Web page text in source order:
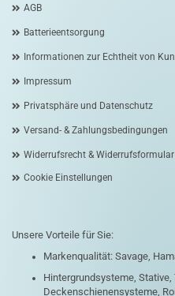
AGB
Batterieentsorgung
Informationen zur Echtheit von
Impressum
Privatsphäre und Datenschutz
Versand- & Zahlungsbedingungen
Widerrufsrecht & Widerrufsformular
Cookie Einstellungen
Unsere Vorteile für Sie:
Markenqualität: Savage,
Hintergrundsysteme,
Deckenschienensysteme,